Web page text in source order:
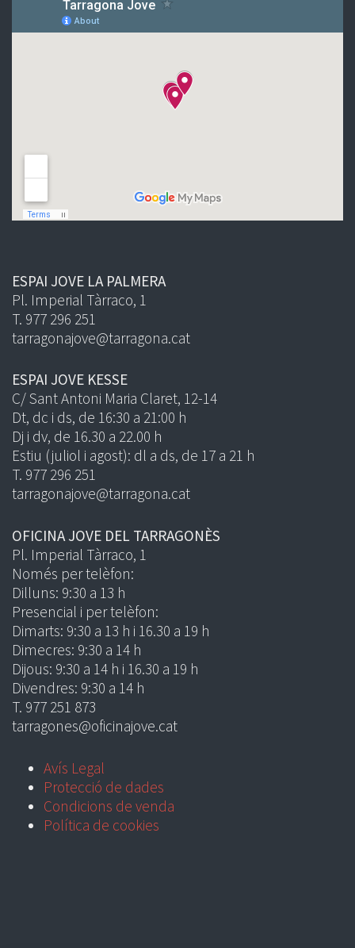
ESPAI JOVE LA PALMERA
Pl. Imperial Tàrraco, 1
T. 977 296 251
tarragonajove@tarragona.cat
ESPAI JOVE KESSE
C/ Sant Antoni Maria Claret, 12-14
Dt, dc i ds, de 16:30 a 21:00 h
Dj i dv, de 16.30 a 22.00 h
Estiu (juliol i agost): dl a ds, de 17 a 21 h
T. 977 296 251
tarragonajove@tarragona.cat
OFICINA JOVE DEL TARRAGONÈS
Pl. Imperial Tàrraco, 1
Només per telèfon:
Dilluns: 9:30 a 13 h
Presencial i per telèfon:
Dimarts: 9:30 a 13 h i 16.30 a 19 h
Dimecres: 9:30 a 14 h
Dijous: 9:30 a 14 h i 16.30 a 19 h
Divendres: 9:30 a 14 h
T. 977 251 873
tarragones@oficinajove.cat
Avís Legal
Protecció de dades
Condicions de venda
Política de cookies